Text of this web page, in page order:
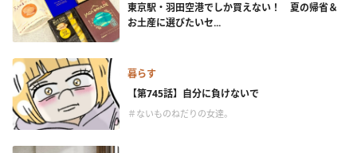
東京駅・羽田空港でしか買えない！ 夏の帰省＆
お土産に選びたいセ...
暮らす
【第745話】自分に負けないで
＃ないものねだりの女達。